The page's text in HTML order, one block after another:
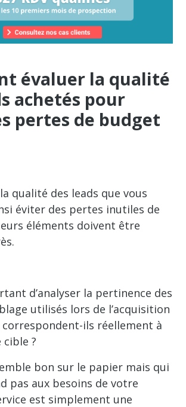
évaluer la qualité
achetés pour
pertes de budget
qualité des leads que vous
éviter des pertes inutiles de
éléments doivent être
d’analyser la pertinence des
utilisés lors de l’acquisition
correspondent-ils réellement à
?
bon sur le papier mais qui
pas aux besoins de votre
est simplement une